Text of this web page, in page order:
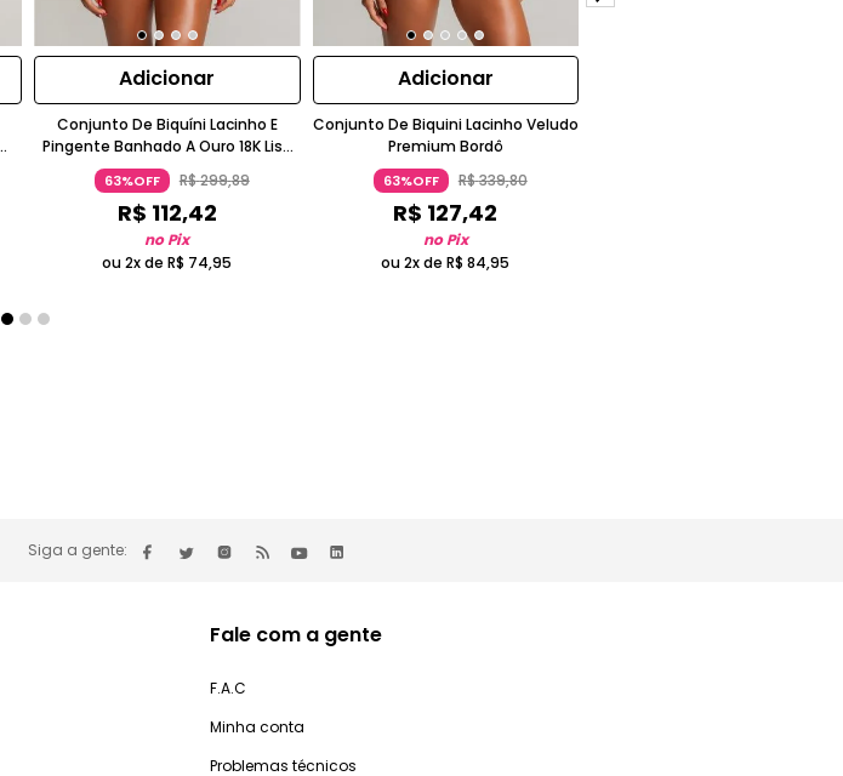
Adicionar
Conjunto De Biquíni Lacinho E
Pingente Banhado A Ouro 18K Liso
Poliamida Chumbo
63%OFF R$299,89
R$ 112,42
no Pix
ou 2x deR$ 74,95
Adicionar
Conjunto De Biquini Lacinho Veludo
Premium Bordô
63%OFF R$339,80
R$ 127,42
no Pix
ou 2x deR$ 84,95
Siga a gente:
Fale com a gente
F.A.C
Minha conta
Problemas técnicos